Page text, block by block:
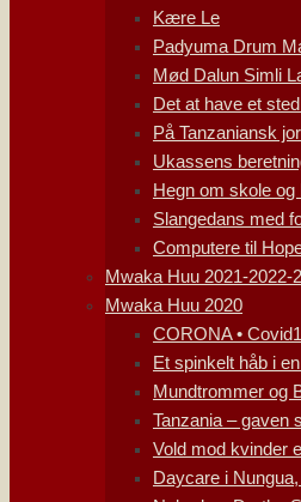
Kære Le
Padyuma Drum
Mød Dalun Simli
Det at have et
På Tanzaniansk
Ukassens
Hegn om skole og
Slangedans med
Computere til
Mwaka Huu 2021-2022-
Mwaka Huu 2020
CORONA •
Et spinkelt håb i
Mundtrommer og
Tanzania – gaven
Vold mod kvinder
Daycare i